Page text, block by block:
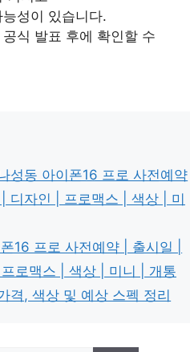
성이 있습니다.
식 발표 후에 확인할 수
성동 아이폰16 프로 사전예약
| 디자인 | 프로맥스 | 색상 | 미
16 프로 사전예약 | 출시일 |
로맥스 | 색상 | 미니 | 개통
격, 색상 및 예상 스펙 정리